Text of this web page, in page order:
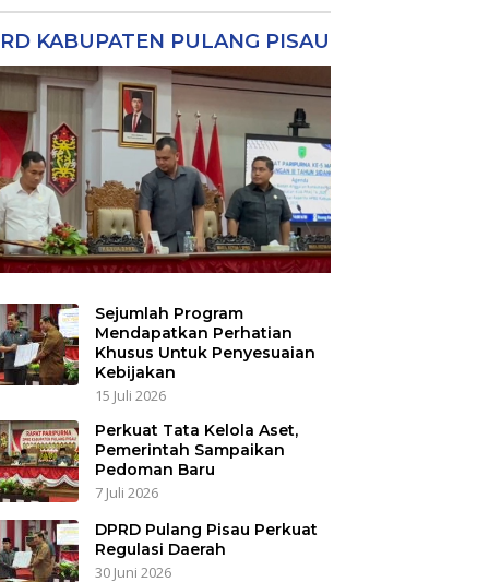
KABUPATEN PULANG PISAU
Sejumlah Program
Mendapatkan Perhatian
Khusus Untuk Penyesuaian
Kebijakan
15 Juli 2026
Perkuat Tata Kelola Aset,
Pemerintah Sampaikan
Pedoman Baru
7 Juli 2026
DPRD Pulang Pisau Perkuat
Regulasi Daerah
30 Juni 2026